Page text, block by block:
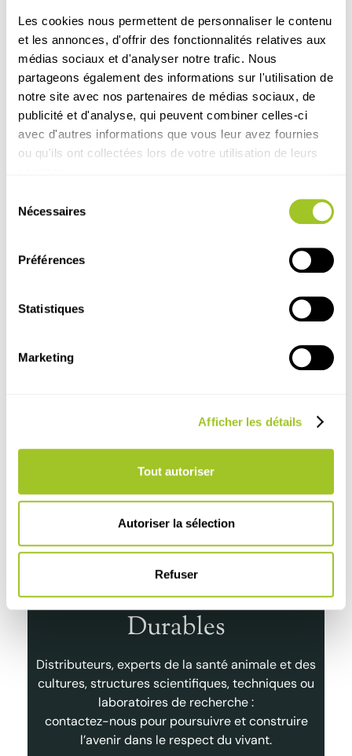
Les cookies nous permettent de personnaliser le contenu
et les annonces, d'offrir des fonctionnalités relatives aux
médias sociaux et d'analyser notre trafic. Nous
partageons également des informations sur l'utilisation de
notre site avec nos partenaires de médias sociaux, de
publicité et d'analyse, qui peuvent combiner celles-ci
avec d'autres informations que vous leur avez fournies
ou qu'ils ont collectées lors de votre utilisation de leurs
Nécessaires
Préférences
Statistiques
Marketing
Afficher les détails
Tout autoriser
Autoriser la sélection
Refuser
articles
La Dépêche Vétérinaire > Juin 2026
Partenariats de Qualité et
Durables
Distributeurs, experts de la santé animale et des
cultures, structures scientifiques, techniques ou
laboratoires de recherche :
contactez-nous pour poursuivre et construire
l’avenir dans le respect du vivant.